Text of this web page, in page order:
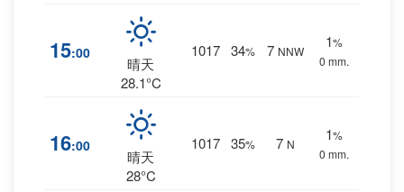
15:00
晴天
28.1°C
1017 34% 7 NNW
1%
0 mm.
16:00
晴天
28°C
1017 35% 7 N
1%
0 mm.